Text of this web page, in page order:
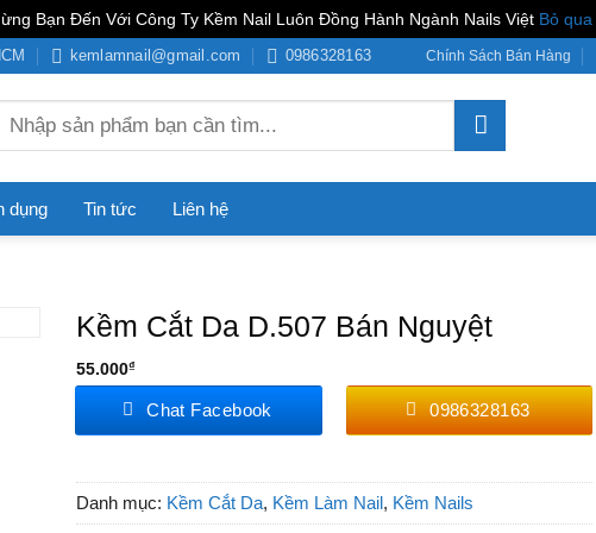
Bạn Đến Với Công Ty Kềm Nail Luôn Đồng Hành Ngành Nails Việt Bỏ qua
kemlamnail@gmail.com 0986328163 Chính Sách Bán Hàng
Tìm
dụng Tin tức Liên hệ
Kềm Cắt Da D.507 Bán Nguyệt
55.000₫
Chat Facebook 0986328163
Danh mục: Kềm Cắt Da, Kềm Làm Nail, Kềm Nails